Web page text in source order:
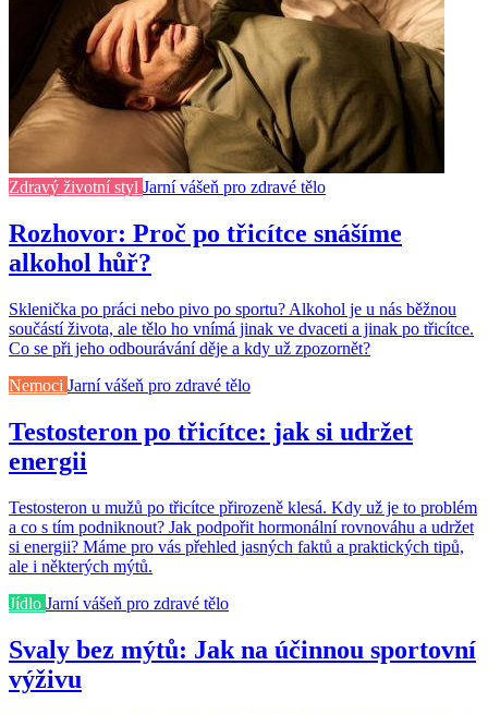
Zdravý životní styl Jarní vášeň pro zdravé tělo
Rozhovor: Proč po třicítce snášíme
alkohol hůř?
Sklenička po práci nebo pivo po sportu? Alkohol je u nás běžnou
součástí života, ale tělo ho vnímá jinak ve dvaceti a jinak po třicítce.
Co se při jeho odbourávání děje a kdy už zpozornět?
Nemoci Jarní vášeň pro zdravé tělo
Testosteron po třicítce: jak si udržet
energii
Testosteron u mužů po třicítce přirozeně klesá. Kdy už je to problém
a co s tím podniknout? Jak podpořit hormonální rovnováhu a udržet
si energii? Máme pro vás přehled jasných faktů a praktických tipů,
ale i některých mýtů.
Jídlo Jarní vášeň pro zdravé tělo
Svaly bez mýtů: Jak na účinnou sportovní
výživu